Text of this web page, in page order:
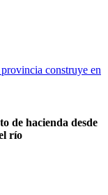
de hacienda desde
río